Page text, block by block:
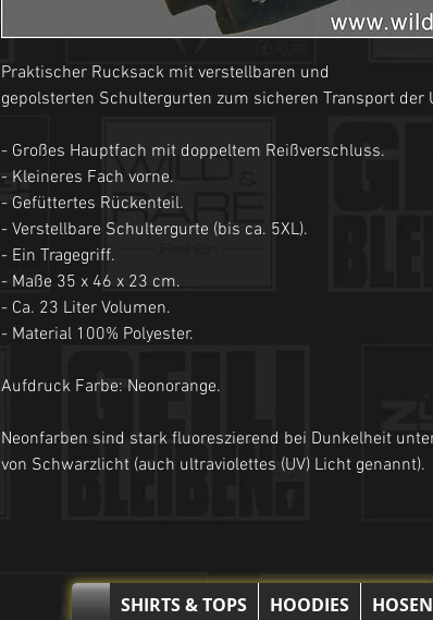
Praktischer Rucksack mit verstellbaren und
gepolsterten Schultergurten zum sicheren Transport der
- Großes Hauptfach mit doppeltem Reißverschluss.
- Kleineres Fach vorne.
- Gefüttertes Rückenteil.
- Verstellbare Schultergurte (bis ca. 5XL).
- Ein Tragegriff.
- Maße 35 x 46 x 23 cm.
- Ca. 23 Liter Volumen.
- Material 100% Polyester.
Aufdruck Farbe: Neonorange.
Neonfarben sind stark fluoreszierend bei Dunkelheit
von Schwarzlicht (auch ultraviolettes (UV) Licht genannt).
SHIRTS & TOPS HOODIES HOSEN